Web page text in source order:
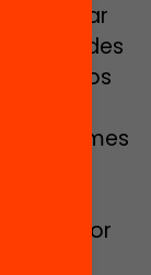
d’estar
centrades
i
una
en major